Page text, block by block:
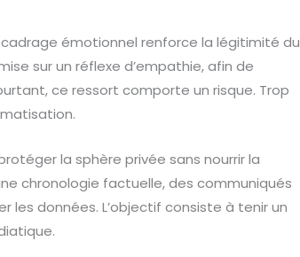
émotionnel renforce la légitimité du
sur un réflexe d’empathie, afin de
ce ressort comporte un risque. Trop
la sphère privée sans nourrir la
chronologie factuelle, des communiqués
données. L’objectif consiste à tenir un